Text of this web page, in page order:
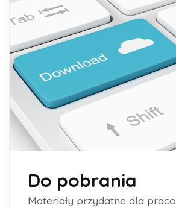
Do pobrania
Materiały przydatne dla